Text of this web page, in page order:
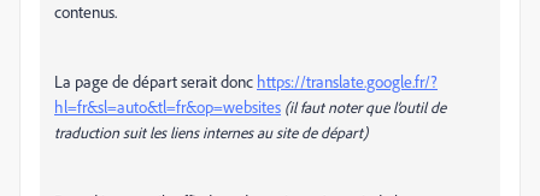
contenus.
La page de départ serait donc https://translate.google.fr/?
hl=fr&sl=auto&tl=fr&op=websites (il faut noter que l’outil de
traduction suit les liens internes au site de départ)